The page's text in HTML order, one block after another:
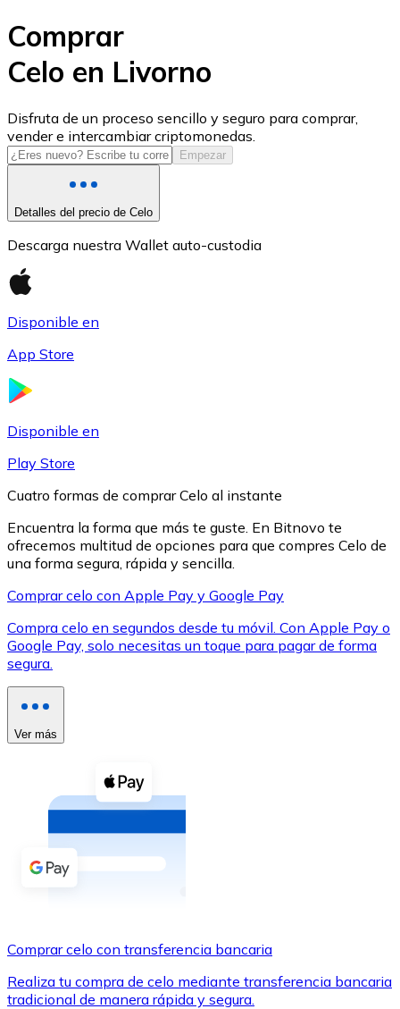
USD Coin
USDC
XRP
XRP
Ver todo
Compra criptomonedas con efectivo en tu tienda más
Comprar con efectivo
Transferencia SEPA
Utiliza tarjetas Visa y Mastercard para comprar
Comprar
Celo en Livorno
Disfruta de un proceso sencillo y seguro para comprar,
vender e intercambiar criptomonedas.
Empezar
Detalles del precio de Celo
Descarga nuestra Wallet auto-custodia
Disponible en
App Store
Disponible en
Play Store
Cuatro formas de comprar Celo al instante
Encuentra la forma que más te guste. En Bitnovo te
ofrecemos multitud de opciones para que compres Celo de
una forma segura, rápida y sencilla.
Comprar celo con Apple Pay y Google Pay
Compra celo en segundos desde tu móvil. Con Apple Pay o
Google Pay, solo necesitas un toque para pagar de forma
segura.
Ver más
Comprar celo con transferencia bancaria
Realiza tu compra de celo mediante transferencia bancaria
tradicional de manera rápida y segura.